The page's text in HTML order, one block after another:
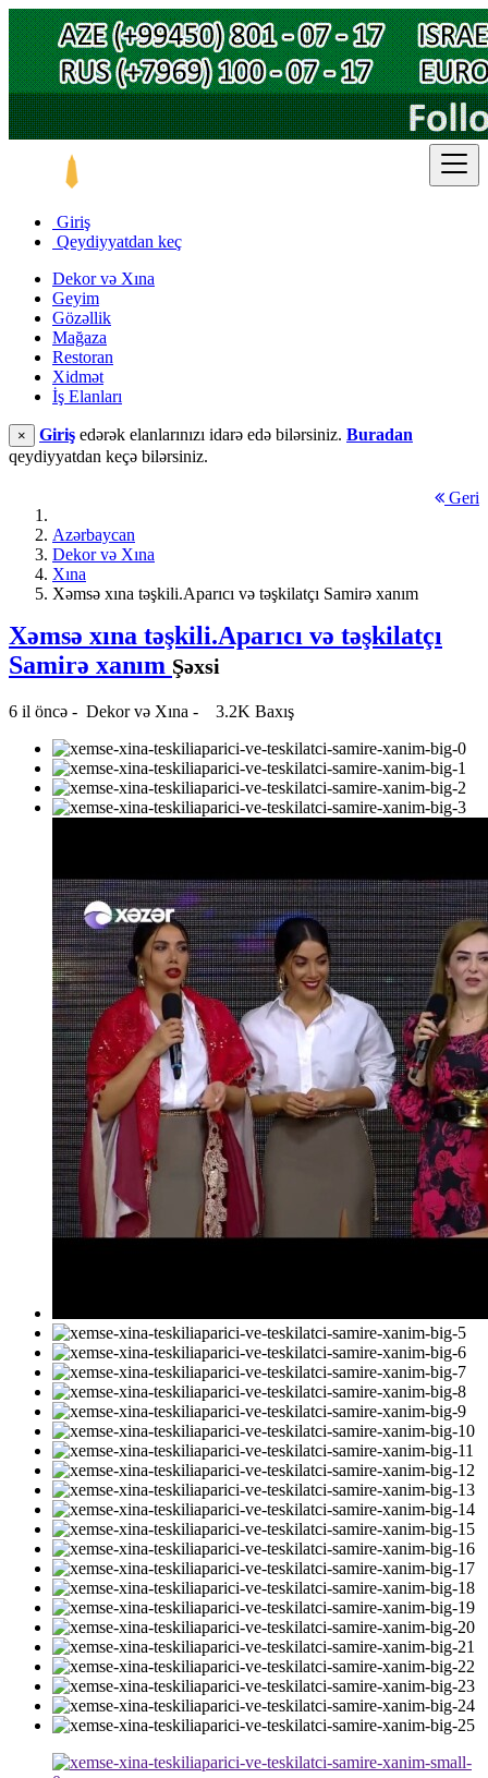
Giriş
Qeydiyyatdan keç
Dekor və Xına
Geyim
Gözəllik
Mağaza
Restoran
Xidmət
İş Elanları
× Giriş edərək elanlarınızı idarə edə bilərsiniz. Buradan
qeydiyyatdan keçə bilərsiniz.
Azərbaycan
Dekor və Xına
Xına
Xəmsə xına təşkili.Aparıcı və təşkilatçı Samirə xanım
Geri
Xəmsə xına təşkili.Aparıcı və təşkilatçı
Samirə xanım Şəxsi
6 il öncə - Dekor və Xına - 3.2K Baxış